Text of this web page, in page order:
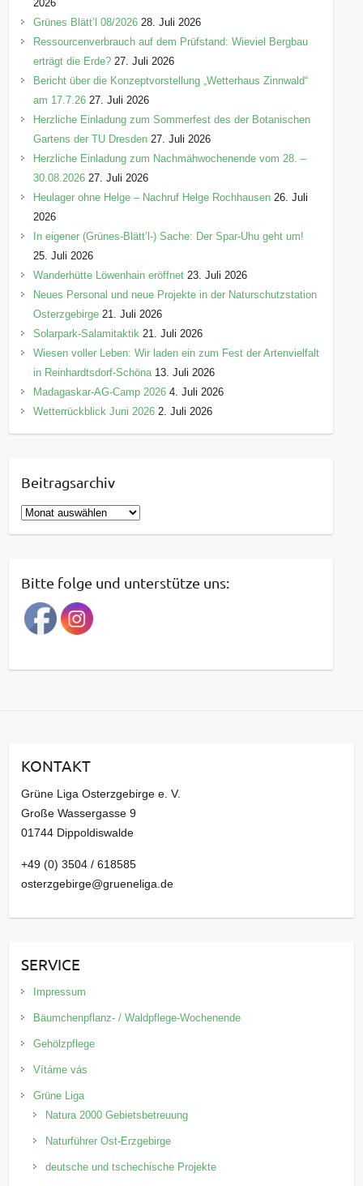
e
n
2026
Grünes Blätt’l 08/2026 28. Juli 2026
Ressourcenverbrauch auf dem Prüfstand: Wieviel Bergbau
erträgt die Erde? 27. Juli 2026
Bericht über die Konzeptvorstellung „Wetterhaus Zinnwald“
am 17.7.26 27. Juli 2026
Herzliche Einladung zum Sommerfest des der Botanischen
Gartens der TU Dresden 27. Juli 2026
Herzliche Einladung zum Nachmähwochenende vom 28. –
30.08.2026 27. Juli 2026
Heulager ohne Helge – Nachruf Helge Rochhausen 26. Juli
2026
In eigener (Grünes-Blätt’l-) Sache: Der Spar-Uhu geht um!
25. Juli 2026
Wanderhütte Löwenhain eröffnet 23. Juli 2026
Neues Personal und neue Projekte in der Naturschutzstation
Osterzgebirge 21. Juli 2026
Solarpark-Salamitaktik 21. Juli 2026
Wiesen voller Leben: Wir laden ein zum Fest der Artenvielfalt
in Reinhardtsdorf-Schöna 13. Juli 2026
Madagaskar-AG-Camp 2026 4. Juli 2026
Wetterrückblick Juni 2026 2. Juli 2026
Beitragsarchiv
B
e
r
a
g
a
v
Bitte folge und unterstütze uns:
KONTAKT
Grüne Liga Osterzgebirge e. V.
Große Wassergasse 9
01744 Dippoldiswalde
+49 (0) 3504 / 618585
osterzgebirge@grueneliga.de
SERVICE
Impressum
Bäumchenpflanz- / Waldpflege-Wochenende
Gehölzpflege
Vítáme vás
Grüne Liga
Natura 2000 Gebietsbetreuung
Naturführer Ost-Erzgebirge
deutsche und tschechische Projekte